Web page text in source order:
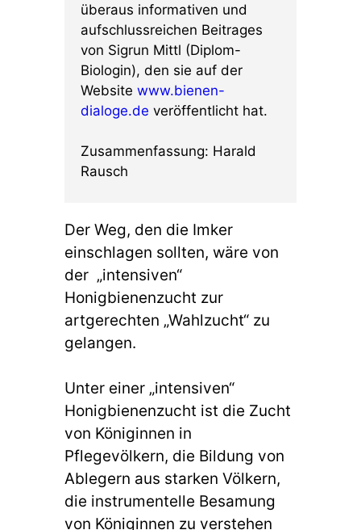
überaus informativen und
aufschlussreichen Beitrages
von Sigrun Mittl (Diplom-
Biologin), den sie auf der
Website www.bienen-
dialoge.de veröffentlicht hat.
Zusammenfassung: Harald
Rausch
Der Weg, den die Imker
einschlagen sollten, wäre von
der „intensiven“
Honigbienenzucht zur
artgerechten „Wahlzucht“ zu
gelangen.
Unter einer „intensiven“
Honigbienenzucht ist die Zucht
von Königinnen in
Pflegevölkern, die Bildung von
Ablegern aus starken Völkern,
die instrumentelle Besamung
von Königinnen zu verstehen